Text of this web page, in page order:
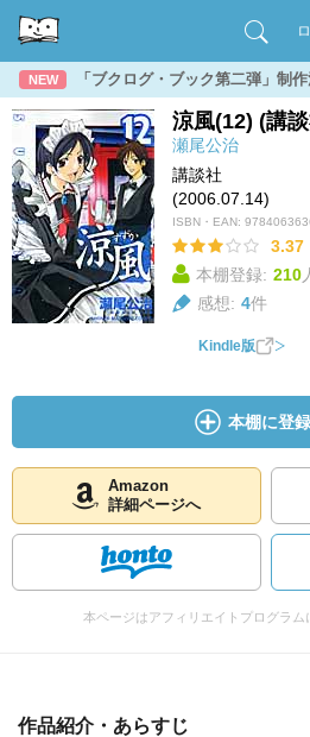
NEW 「ブクログ・ブック第二弾」制
涼風(12) (講
瀬尾公治
講談社
(2006.07.14)
ISBN・EAN:
3.37
本棚登録: 210
感想: 4件
Kindle版
本棚に登
Amazon
詳細ページへ
本ページはアフィリエイトプログラム
作品紹介・あらすじ